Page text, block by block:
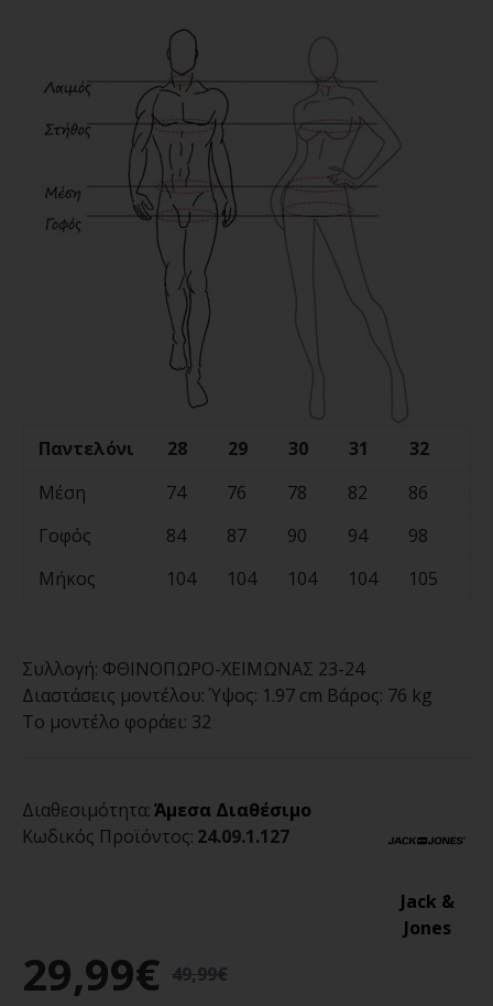
Παντελόνι 28 29 30 31 32
Μέση
74 76 78 82 86
Γοφός
84 87 90 94 98
Μήκος
104 104 104 104 105
Συλλογή: ΦΘΙΝΟΠΩΡΟ-ΧΕΙΜΩΝΑΣ 23-24
Διαστάσεις μοντέλου: Ύψος: 1.97 cm Βάρος: 76 kg
Το μοντέλο φοράει: 32
29,99€ 49,99€
Διαθεσιμότητα:Άμεσα Διαθέσιμο
Κωδικός Προϊόντος: 24.09.1.127
Jack &
Jones